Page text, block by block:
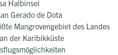
Halbinsel
Gerado de Dota
Mangrovengebiet des Landes
der Karibikküste